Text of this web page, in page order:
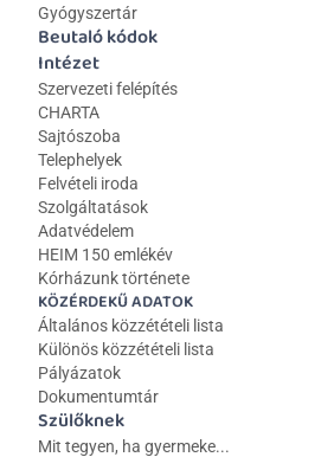
Gyógyszertár
Beutaló kódok
Intézet
Szervezeti felépítés
CHARTA
Sajtószoba
Telephelyek
Felvételi iroda
Szolgáltatások
Adatvédelem
HEIM 150 emlékév
Kórházunk története
KÖZÉRDEKŰ ADATOK
Általános közzétételi lista
Különös közzétételi lista
Pályázatok
Dokumentumtár
Szülőknek
Mit tegyen, ha gyermeke...